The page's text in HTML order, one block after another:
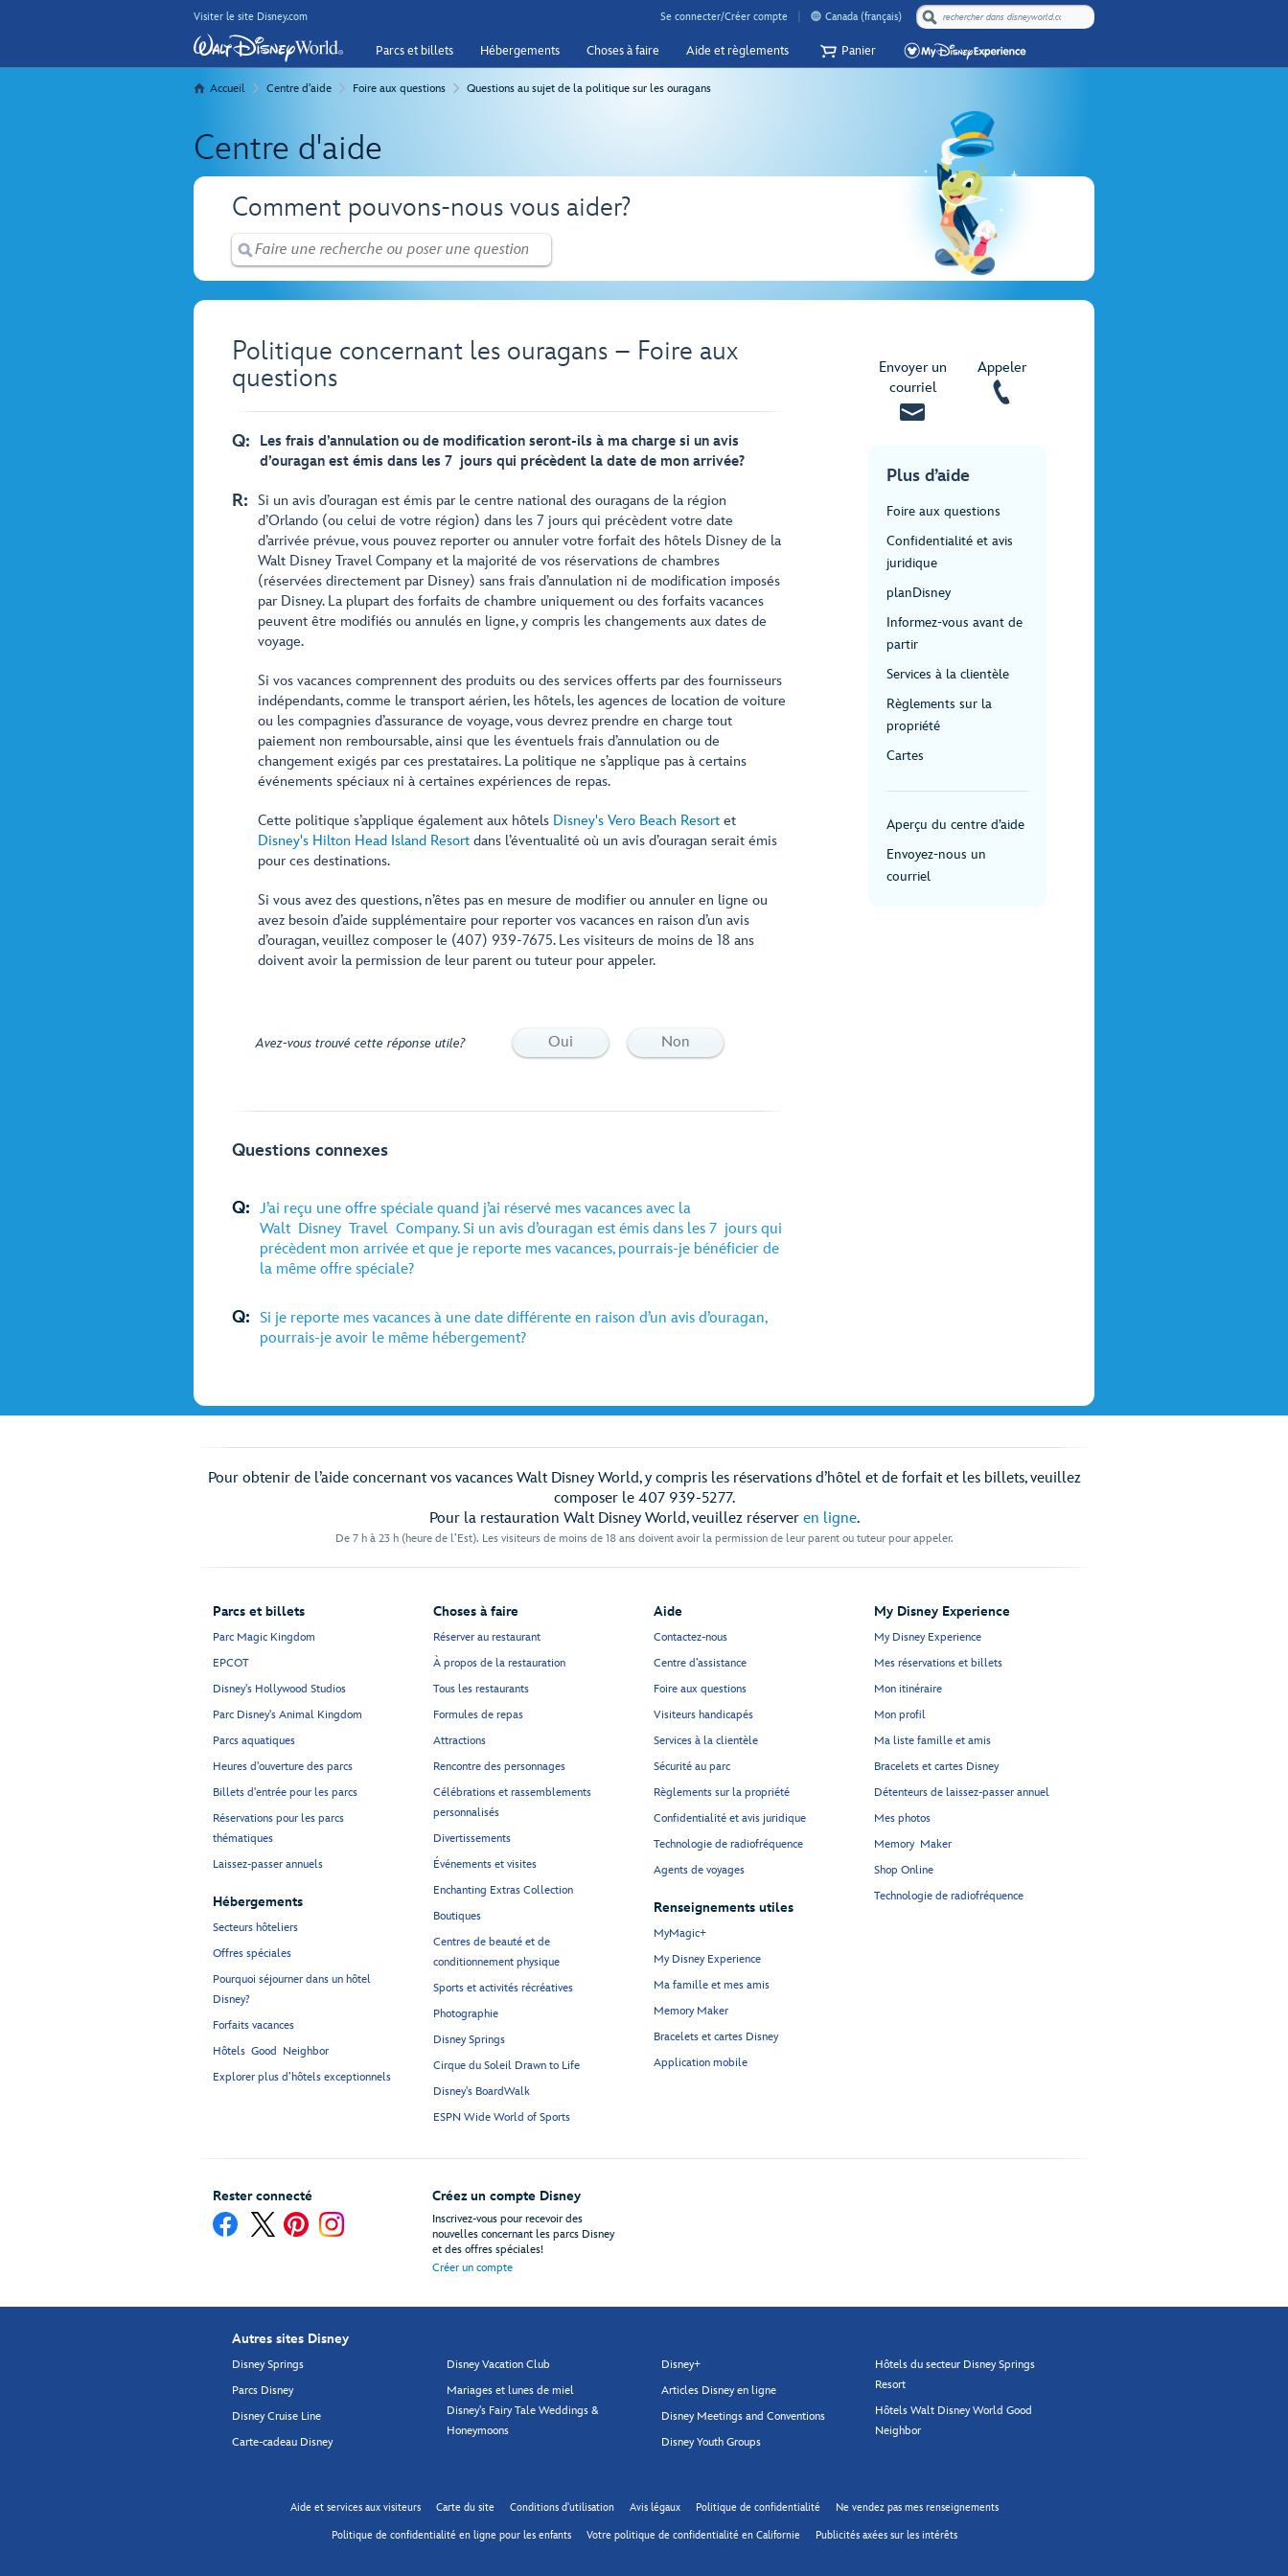
Visiter le site Disney.com Se connecter/Créer compte Canada (français)
Parcs et billets Hébergements Choses à faire Aide et règlements Panier
Accueil Centre d'aide Foire aux questions Questions au sujet de la politique sur les ouragans
Centre d'aide
Comment pouvons-nous vous aider?
Politique concernant les ouragans – Foire aux
questions
Q:
Les frais d’annulation ou de modification seront-ils à ma charge si un avis
d’ouragan est émis dans les 7 jours qui précèdent la date de mon arrivée?
R: Si un avis d’ouragan est émis par le centre national des ouragans de la région
d’Orlando (ou celui de votre région) dans les 7 jours qui précèdent votre date
d’arrivée prévue, vous pouvez reporter ou annuler votre forfait des hôtels Disney de la
Walt Disney Travel Company et la majorité de vos réservations de chambres
(réservées directement par Disney) sans frais d’annulation ni de modification imposés
par Disney. La plupart des forfaits de chambre uniquement ou des forfaits vacances
peuvent être modifiés ou annulés en ligne, y compris les changements aux dates de
voyage.
Si vos vacances comprennent des produits ou des services offerts par des fournisseurs
indépendants, comme le transport aérien, les hôtels, les agences de location de voiture
ou les compagnies d’assurance de voyage, vous devrez prendre en charge tout
paiement non remboursable, ainsi que les éventuels frais d’annulation ou de
changement exigés par ces prestataires. La politique ne s’applique pas à certains
événements spéciaux ni à certaines expériences de repas.
Cette politique s’applique également aux hôtels Disney's Vero Beach Resort et
Disney's Hilton Head Island Resort dans l’éventualité où un avis d’ouragan serait émis
pour ces destinations.
Si vous avez des questions, n’êtes pas en mesure de modifier ou annuler en ligne ou
avez besoin d’aide supplémentaire pour reporter vos vacances en raison d’un avis
d’ouragan, veuillez composer le (407) 939-7675. Les visiteurs de moins de 18 ans
doivent avoir la permission de leur parent ou tuteur pour appeler.
Avez-vous trouvé cette réponse utile? Oui Non
Questions connexes
Q: J’ai reçu une offre spéciale quand j’ai réservé mes vacances avec la
Walt Disney Travel Company. Si un avis d’ouragan est émis dans les 7 jours qui
précèdent mon arrivée et que je reporte mes vacances, pourrais-je bénéficier de
la même offre spéciale?
Q: Si je reporte mes vacances à une date différente en raison d’un avis d’ouragan,
pourrais-je avoir le même hébergement?
Envoyer un
courriel
Appeler
Plus d’aide
Foire aux questions
Confidentialité et avis
juridique
planDisney
Informez-vous avant de
partir
Services à la clientèle
Règlements sur la
propriété
Cartes
Aperçu du centre d’aide
Envoyez-nous un
courriel
Pour obtenir de l’aide concernant vos vacances Walt Disney World, y compris les réservations d’hôtel et de forfait et les billets, veuillez
composer le 407 939-5277.
Pour la restauration Walt Disney World, veuillez réserver en ligne.
De 7 h à 23 h (heure de l’Est). Les visiteurs de moins de 18 ans doivent avoir la permission de leur parent ou tuteur pour appeler.
Parcs et billets
Parc Magic Kingdom
EPCOT
Disney's Hollywood Studios
Parc Disney's Animal Kingdom
Parcs aquatiques
Heures d'ouverture des parcs
Billets d'entrée pour les parcs
Réservations pour les parcs
thématiques
Laissez-passer annuels
Hébergements
Secteurs hôteliers
Offres spéciales
Pourquoi séjourner dans un hôtel
Disney?
Forfaits vacances
Hôtels Good Neighbor
Explorer plus d’hôtels exceptionnels
Choses à faire
Réserver au restaurant
À propos de la restauration
Tous les restaurants
Formules de repas
Attractions
Rencontre des personnages
Célébrations et rassemblements
personnalisés
Divertissements
Événements et visites
Enchanting Extras Collection
Boutiques
Centres de beauté et de
conditionnement physique
Sports et activités récréatives
Photographie
Disney Springs
Cirque du Soleil Drawn to Life
Disney's BoardWalk
ESPN Wide World of Sports
Aide
Contactez-nous
Centre d’assistance
Foire aux questions
Visiteurs handicapés
Services à la clientèle
Sécurité au parc
Règlements sur la propriété
Confidentialité et avis juridique
Technologie de radiofréquence
Agents de voyages
Renseignements utiles
MyMagic+
My Disney Experience
Ma famille et mes amis
Memory Maker
Bracelets et cartes Disney
Application mobile
My Disney Experience
My Disney Experience
Mes réservations et billets
Mon itinéraire
Mon profil
Ma liste famille et amis
Bracelets et cartes Disney
Détenteurs de laissez-passer annuel
Mes photos
Memory Maker
Shop Online
Technologie de radiofréquence
Rester connecté Créez un compte Disney
Inscrivez-vous pour recevoir des
nouvelles concernant les parcs Disney
et des offres spéciales!
Créer un compte
Autres sites Disney
Disney Springs
Parcs Disney
Disney Cruise Line
Carte-cadeau Disney
Disney Vacation Club
Mariages et lunes de miel
Disney's Fairy Tale Weddings &
Honeymoons
Disney+
Articles Disney en ligne
Disney Meetings and Conventions
Disney Youth Groups
Hôtels du secteur Disney Springs
Resort
Hôtels Walt Disney World Good
Neighbor
Aide et services aux visiteurs Carte du site Conditions d'utilisation Avis légaux Politique de confidentialité Ne vendez pas mes renseignements
Politique de confidentialité en ligne pour les enfants Votre politique de confidentialité en Californie Publicités axées sur les intérêts